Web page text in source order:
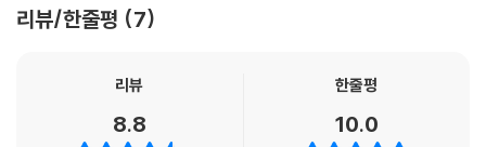
거수일투족은 여러 정치 세력들의 주된 관심사였다. 특히 혼인은 더욱 그
가졌던 여인들에 관한 이야기가 등장한다.
를 해결하기 위해 치열하게 노력했던 사람들이라고 평가하고 있다.
다른 세계로 이어주는 상상력의 원천-삼국유사 영괴사전
삼국유사에는 많은 신령스러운 존재들이 등장한다. 그런 존재들의 모습은
리뷰/한줄평 7
리뷰
8.8
한줄평
10.0